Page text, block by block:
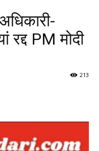
रद्द PM मोदी
213